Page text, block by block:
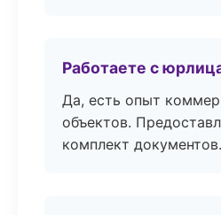
Работаете с
Да, есть опыт
объектов.
комплект документов.